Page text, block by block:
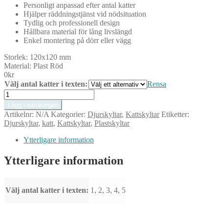
Personligt anpassad efter antal katter
Hjälper räddningstjänst vid nödsituation
Tydlig och professionell design
Hållbara material för lång livslängd
Enkel montering på dörr eller vägg
Storlek: 120x120 mm
Material: Plast Röd
0kr
Välj antal katter i texten:
Rensa
Kattskylt,
Rädda
oss
vid
fara.
Röd
120
x
Lägg i varukorgen
Artikelnr: N/A Kategorier: Djurskyltar, Kattskyltar Etiketter:
Djurskyltar, katt, Kattskyltar, Plastskyltar
Ytterligare information
Ytterligare information
Välj antal katter i texten: 1, 2, 3, 4, 5